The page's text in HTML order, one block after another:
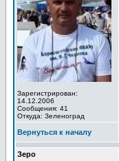
Зарегистрирован:
14.12.2006
Сообщения: 41
Откуда: Зеленоград
Вернуться к началу
Зеро